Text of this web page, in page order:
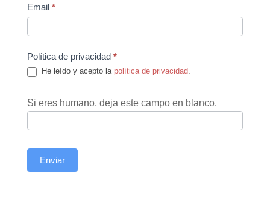
Email *
Política de privacidad *
He leído y acepto la política de privacidad
Si eres humano, deja este campo en blanco.
Enviar